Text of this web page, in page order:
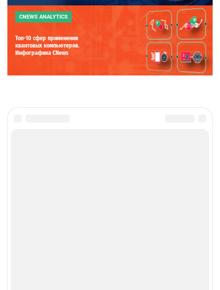
CNEWS ANALYTICS
Топ-10 сфер применения
квантовых компьютеров.
Инфографика CNews